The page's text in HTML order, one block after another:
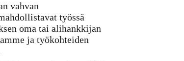
vahvan
työssä
oma tai alihankkijan
ja työkohteiden